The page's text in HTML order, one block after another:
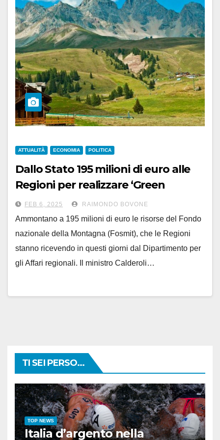
ATTUALITÀ ECONOMIA POLITICA
Dallo Stato 195 milioni di euro alle
Regioni per realizzare ‘Green
community’
FEB 6, 2025 RAIMONDO BOVONE
Ammontano a 195 milioni di euro le risorse del Fondo
nazionale della Montagna (Fosmit), che le Regioni
stanno ricevendo in questi giorni dal Dipartimento per
gli Affari regionali. Il ministro Calderoli…
TI SEI PERSO...
TOP NEWS
Italia d’argento nella